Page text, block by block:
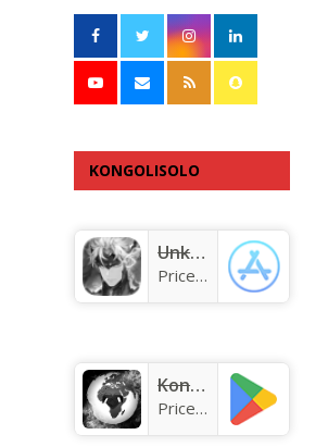
KONGOLISOLO
Unknown app
Price:Free
KongoLisolo
Price:Free